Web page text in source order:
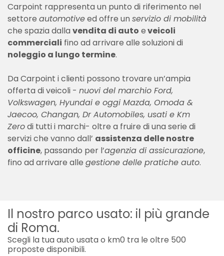
Carpoint rappresenta un punto di riferimento nel
settore automotiveed offre un servizio di mobilità
che spazia dalla vendita di auto eveicoli
commerciali fino ad arrivare alle soluzioni di
noleggio a lungo termine.
Da Carpoint i clienti possono trovare un’ampia
offerta di veicoli - nuovi del marchio Ford,
Volkswagen, Hyundai e oggi Mazda, Omoda &
Jaecoo, Changan, Dr Automobiles, usati e Km
Zerodi tutti i marchi- oltre a fruire di una serie di
servizi che vanno dall’ assistenza delle nostre
officine, passando per l’agenzia di assicurazione,
fino ad arrivare alle gestione delle pratiche auto.
Il nostro parco usato: il più grande
di Roma.
Scegli la tua auto usata o km0 tra le oltre 500
proposte disponibili.